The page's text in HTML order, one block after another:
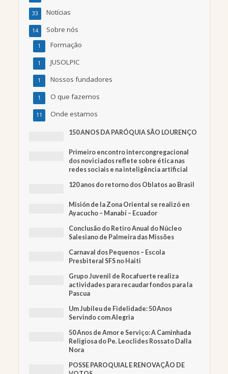
Notícias
33
Sobre nós
14
Formação
1
JUSOLPIC
1
Nossos fundadores
1
O que fazemos
1
Onde estamos
11
150 ANOS DA PARÓQUIA SÃO LOURENÇO
Primeiro encontro intercongregacional
dos noviciados reflete sobre ética nas
redes sociais e na inteligência artificial
120 anos do retorno dos Oblatos ao Brasil
Misión de la Zona Oriental se realizó en
Ayacucho – Manabí – Ecuador
Conclusão do Retiro Anual do Núcleo
Salesiano de Palmeira das Missões
Carnaval dos Pequenos – Escola
Presbiteral SFS no Haiti
Grupo Juvenil de Rocafuerte realiza
actividades para recaudar fondos para la
Pascua
Um Jubileu de Fidelidade: 50 Anos
Servindo com Alegria
50 Anos de Amor e Serviço: A Caminhada
Religiosa do Pe. Leoclides Rossato Dalla
Nora
POSSE PAROQUIAL E RENOVAÇÃO DE